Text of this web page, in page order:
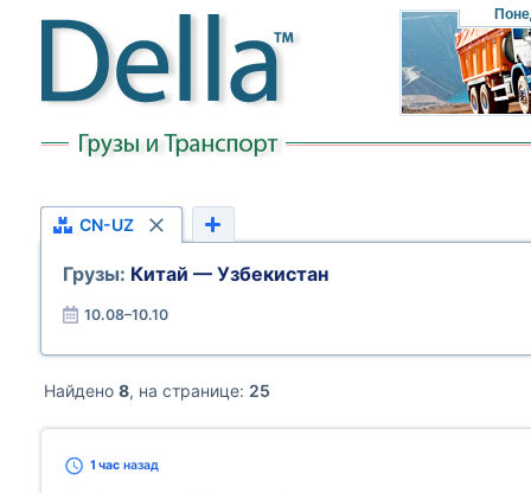
CN-UZ
Грузы: Китай — Узбекистан
10.08–10.10
Найдено 8, на странице: 25
1 час назад